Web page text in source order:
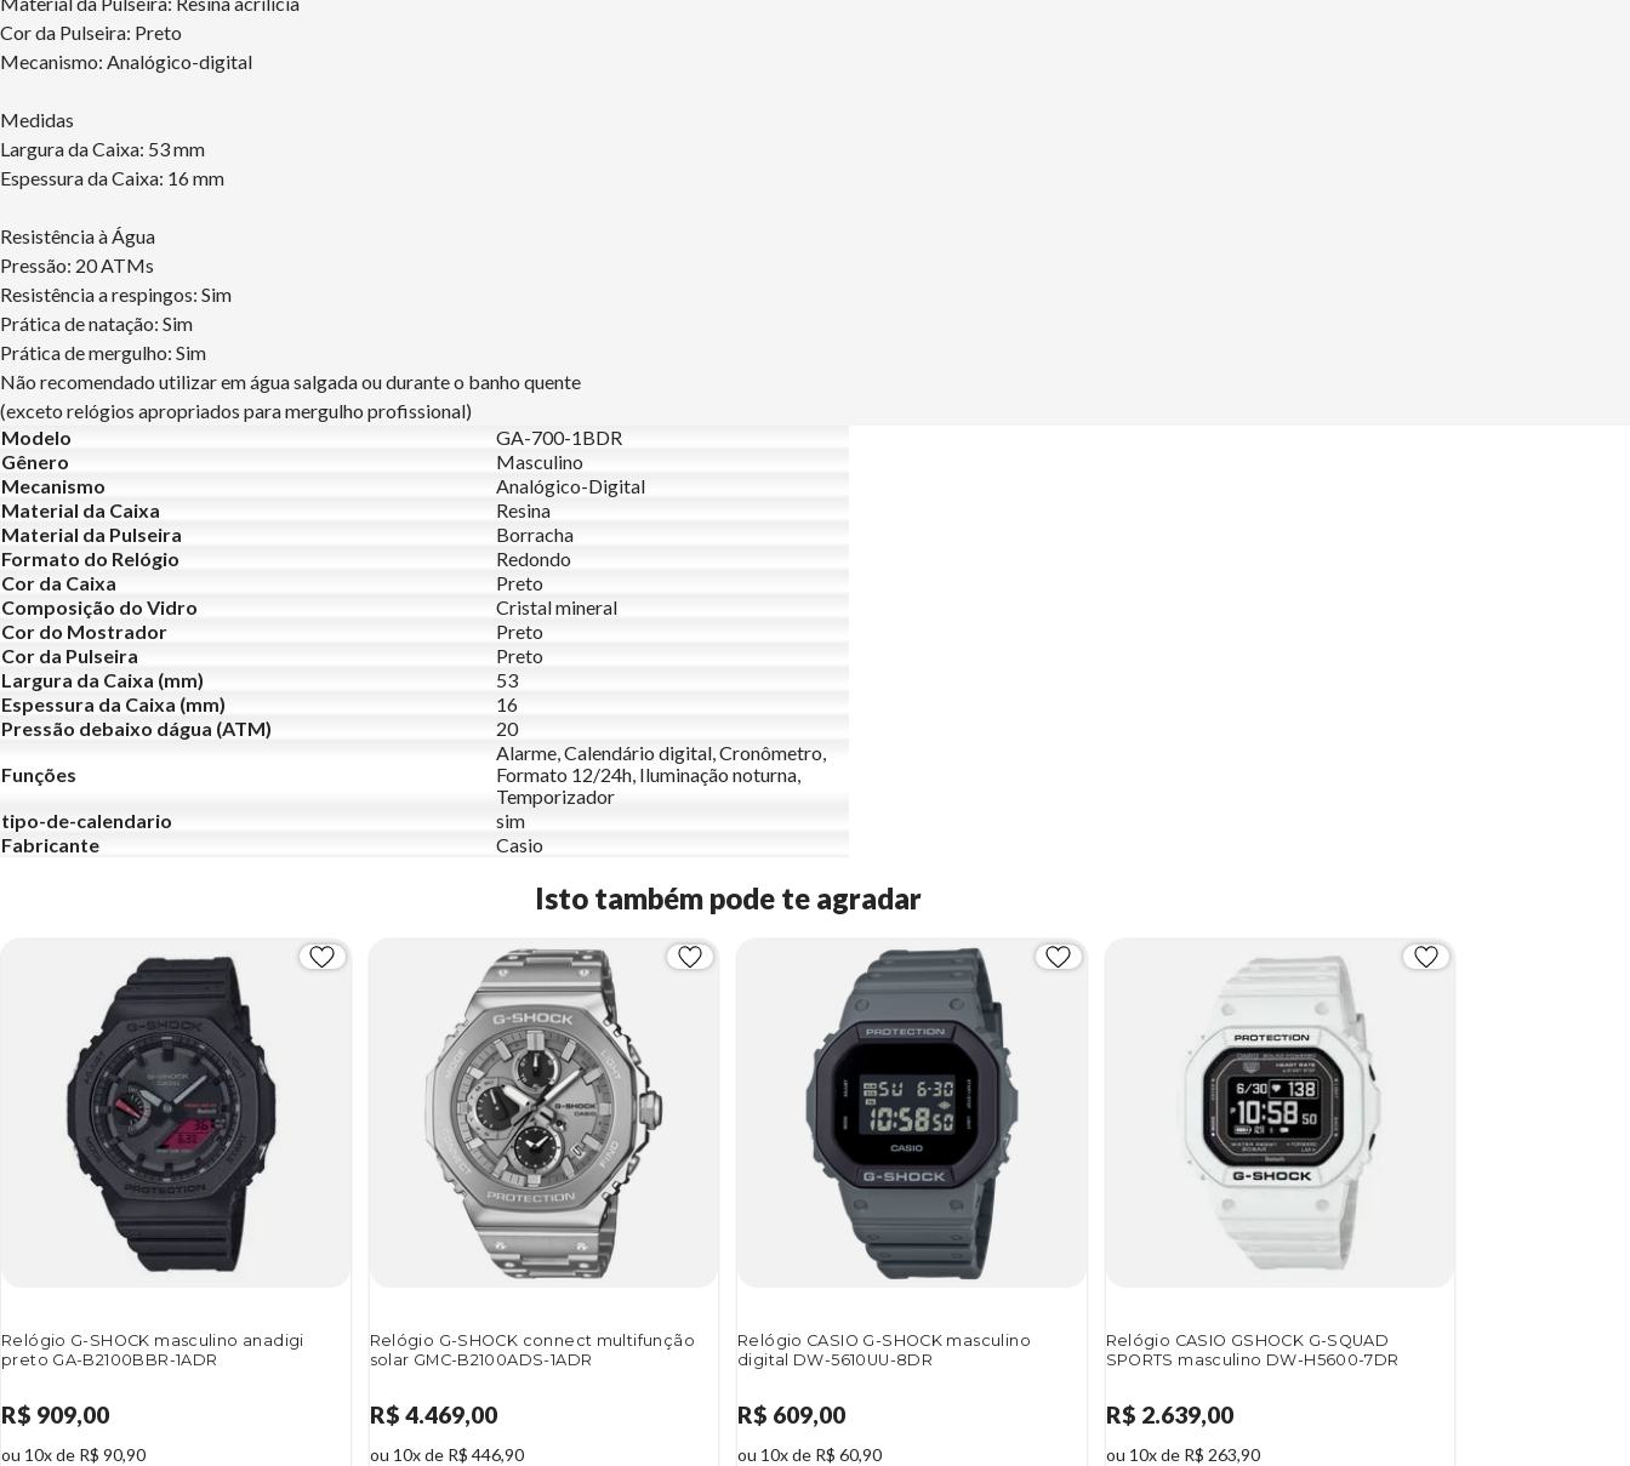
Cor da Pulseira: Preto
Mecanismo: Analógico-digital
Medidas
Largura da Caixa: 53 mm
Espessura da Caixa: 16 mm
Resistência à Água
Pressão: 20 ATMs
Resistência a respingos: Sim
Prática de natação: Sim
Prática de mergulho: Sim
Não recomendado utilizar em água salgada ou durante o banho quente
(exceto relógios apropriados para mergulho profissional)
Modelo
GA-700-1BDR
Gênero
Masculino
Mecanismo
Analógico-Digital
Material da Caixa
Resina
Material da Pulseira
Borracha
Formato do Relógio
Redondo
Cor da Caixa
Preto
Composição do Vidro
Cristal mineral
Cor do Mostrador
Preto
Cor da Pulseira
Preto
Largura da Caixa (mm)
53
Espessura da Caixa (mm)
16
Pressão debaixo dágua (ATM)
20
Funções
Alarme, Calendário digital, Cronômetro,
Formato 12/24h, Iluminação noturna,
Temporizador
tipo-de-calendario
sim
Fabricante
Casio
Isto também pode te agradar
Relógio G-SHOCK masculino anadigi
preto GA-B2100BBR-1ADR
R$ 909,00
ou 10x de R$ 90,90
Relógio G-SHOCK connect multifunção
solar GMC-B2100ADS-1ADR
R$ 4.469,00
ou 10x de R$ 446,90
Relógio CASIO G-SHOCK masculino
digital DW-5610UU-8DR
R$ 609,00
ou 10x de R$ 60,90
Relógio CASIO GSHOCK G-SQUAD
SPORTS masculino DW-H5600-7DR
R$ 2.639,00
ou 10x de R$ 263,90